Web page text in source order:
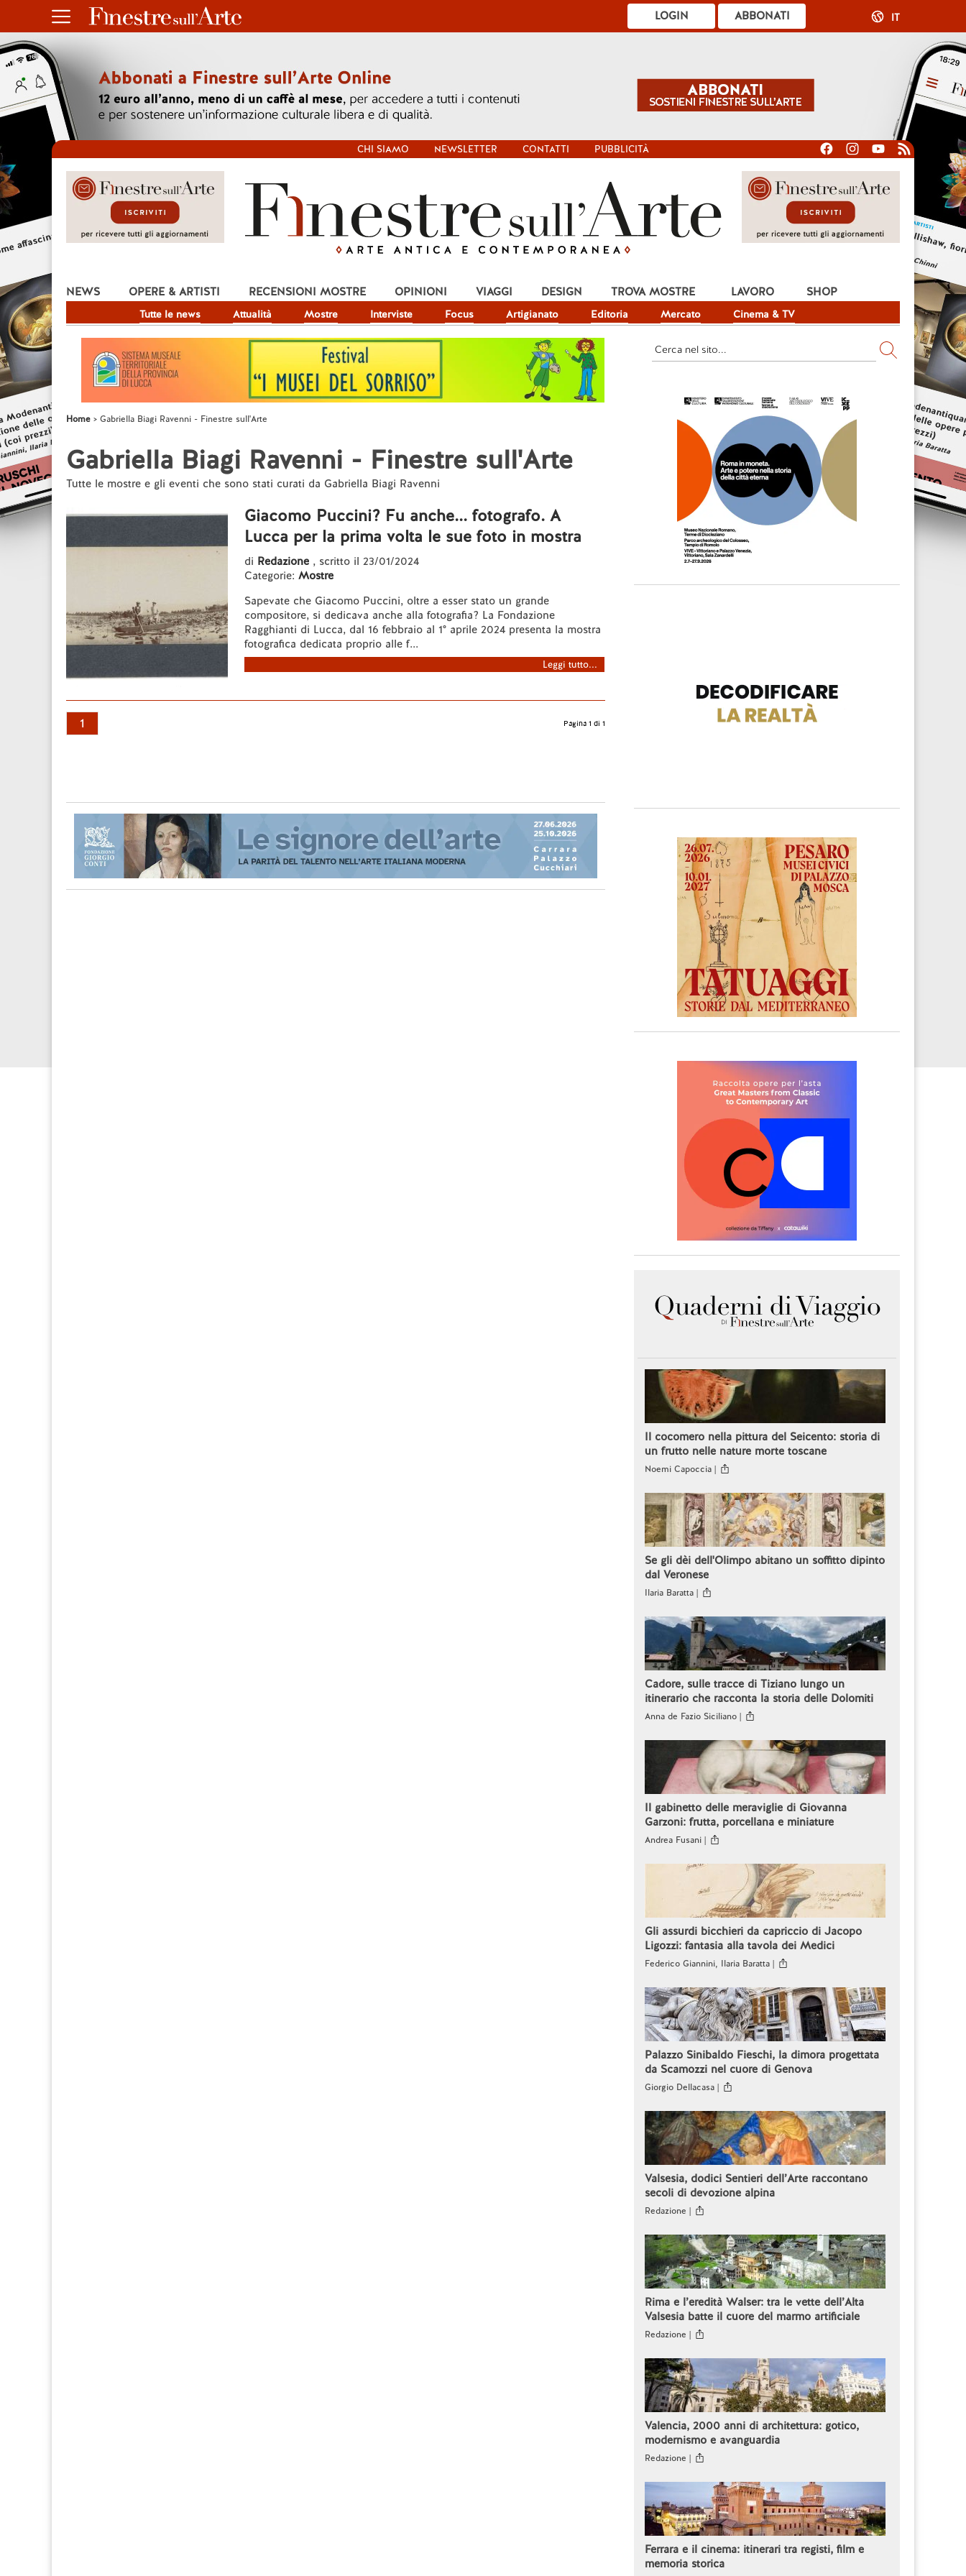
ABBONATI
LOGIN IT
CHI SIAMO NEWSLETTER CONTATTI PUBBLICITÀ
NEWS
Tutte le news Attualità Mostre Interviste Focus Artigianato Editoria Mercato Cinema & TV
OPERE & ARTISTI RECENSIONI MOSTRE OPINIONI VIAGGI DESIGN TROVA MOSTRE LAVORO SHOP
Home Gabriella Biagi Ravenni - Finestre sull'Arte
Gabriella Biagi Ravenni - Finestre sull'Arte
Tutte le mostre e gli eventi che sono stati curati da Gabriella Biagi Ravenni
Giacomo Puccini? Fu anche... fotografo. A
Lucca per la prima volta le sue foto in mostra
di Redazione , scritto il 23/01/2024
Categorie: Mostre
Sapevate che Giacomo Puccini, oltre a esser stato un grande
compositore, si dedicava anche alla fotografia? La Fondazione
Ragghianti di Lucca, dal 16 febbraio al 1° aprile 2024 presenta la mostra
fotografica dedicata proprio alle f...
Leggi tutto...
1 Pagina 1 di 1
Il cocomero nella pittura del Seicento: storia di
un frutto nelle nature morte toscane
Noemi Capoccia |
Se gli dèi dell'Olimpo abitano un soffitto dipinto
dal Veronese
Ilaria Baratta |
Cadore, sulle tracce di Tiziano lungo un
itinerario che racconta la storia delle Dolomiti
Anna de Fazio Siciliano |
Il gabinetto delle meraviglie di Giovanna
Garzoni: frutta, porcellana e miniature
Andrea Fusani |
Gli assurdi bicchieri da capriccio di Jacopo
Ligozzi: fantasia alla tavola dei Medici
Federico Giannini, Ilaria Baratta |
Palazzo Sinibaldo Fieschi, la dimora progettata
da Scamozzi nel cuore di Genova
Giorgio Dellacasa |
Valsesia, dodici Sentieri dell’Arte raccontano
secoli di devozione alpina
Redazione |
Rima e l’eredità Walser: tra le vette dell’Alta
Valsesia batte il cuore del marmo artificiale
Redazione |
Valencia, 2000 anni di architettura: gotico,
modernismo e avanguardia
Redazione |
Ferrara e il cinema: itinerari tra registi, film e
memoria storica